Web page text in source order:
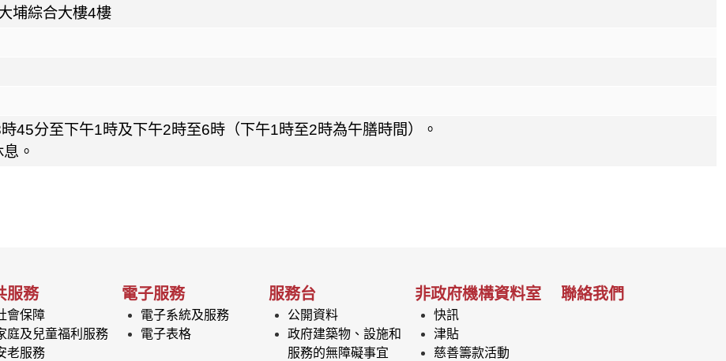
埔綜合大樓4樓
45分至下午1時及下午2時至6時（下午1時至2時為午膳時間）。
。
服務
會保障
庭及兒童福利服務
老服務
電子服務
電子系統及服務
電子表格
服務台
公開資料
政府建築物、設施和
服務的無障礙事宜
非政府機構資料室
快訊
津貼
慈善籌款活動
聯絡我們